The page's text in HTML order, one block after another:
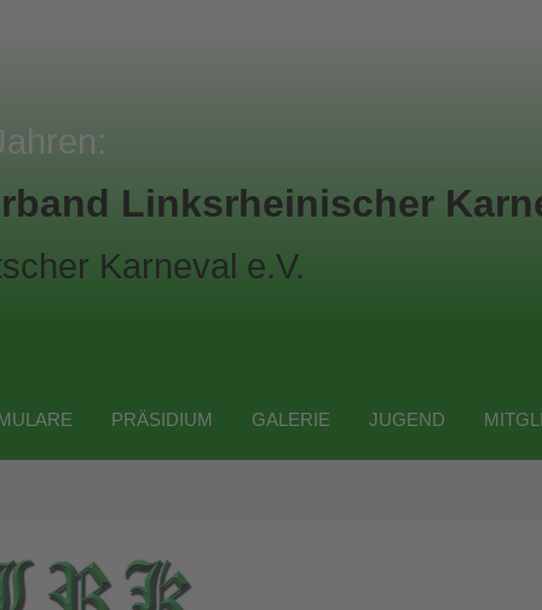
Linksrheinischer
Karneval e.V.
PRÄSIDIUM GALERIE JUGEND